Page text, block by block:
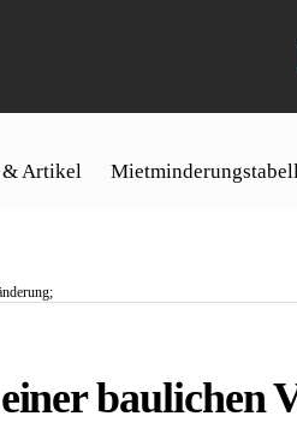
Artikel
baulichen